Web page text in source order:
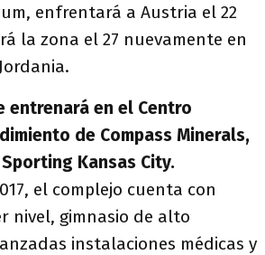
enfrentará a Austria el 22
la zona el 27 nuevamente en
entrenará en el Centro
de Compass Minerals,
Kansas City.
el complejo cuenta con
nivel, gimnasio de alto
instalaciones médicas y